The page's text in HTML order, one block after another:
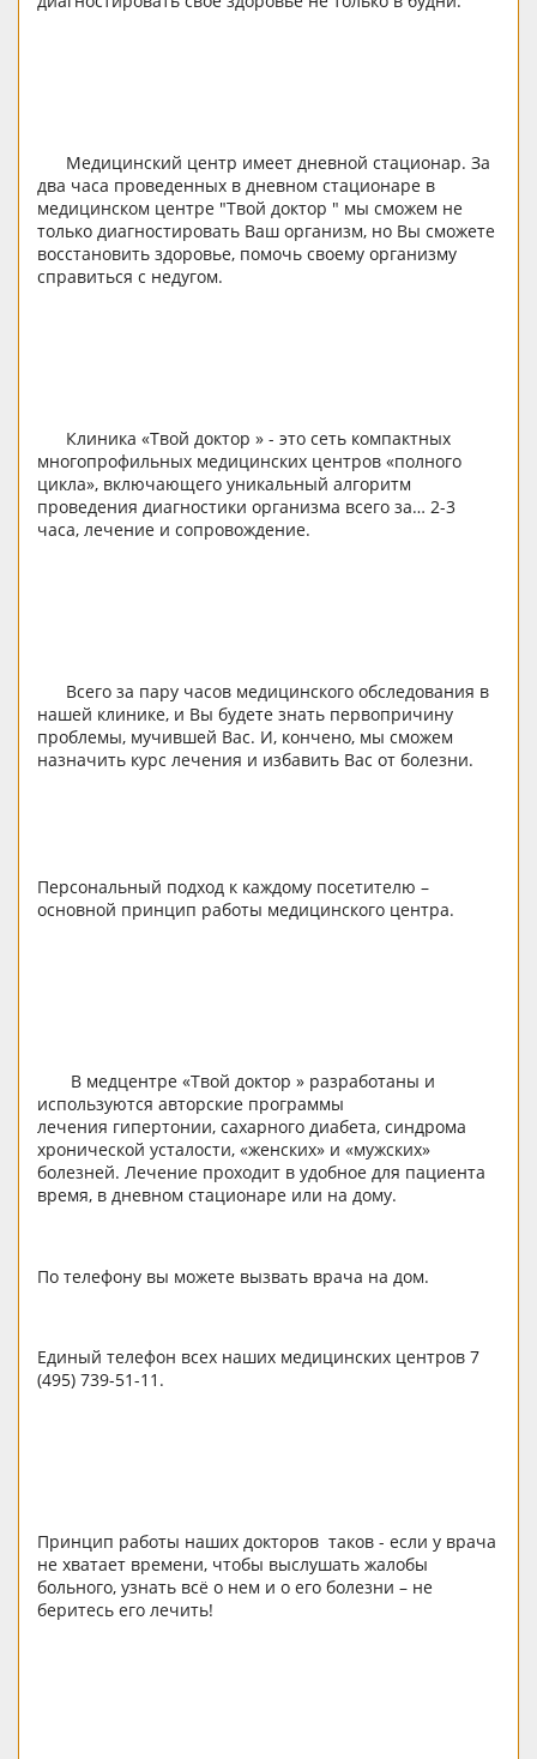
Медицинский центр имеет дневной стационар. За
два часа проведенных в дневном стационаре в
медицинском центре "Твой доктор " мы сможем не
только диагностировать Ваш организм, но Вы сможете
восстановить здоровье, помочь своему организму
справиться с недугом.
Клиника «Твой доктор » - это сеть компактных
многопрофильных медицинских центров «полного
цикла», включающего уникальный алгоритм
проведения диагностики организма всего за… 2-3
часа, лечение и сопровождение.
Всего за пару часов медицинского обследования в
нашей клинике, и Вы будете знать первопричину
проблемы, мучившей Вас. И, кончено, мы сможем
назначить курс лечения и избавить Вас от болезни.
Персональный подход к каждому посетителю –
основной принцип работы медицинского центра.
В медцентре «Твой доктор » разработаны и
используются авторские программы
лечения гипертонии, сахарного диабета, синдрома
хронической усталости, «женских» и «мужских»
болезней. Лечение проходит в удобное для пациента
время, в дневном стационаре или на дому.
По телефону вы можете вызвать врача на дом.
Единый телефон всех наших медицинских центров 7
(495) 739-51-11.
Принцип работы наших докторов таков - если у врача
не хватает времени, чтобы выслушать жалобы
больного, узнать всё о нем и о его болезни – не
беритесь его лечить!